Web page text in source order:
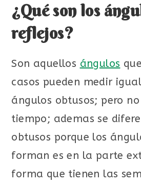
¿Qué son los
reflejos?
Son aquellos ángulos
casos pueden medir
ángulos obtusos; pero
tiempo; ademas se
obtusos porque los
forman es en la parte
forma que tienen las